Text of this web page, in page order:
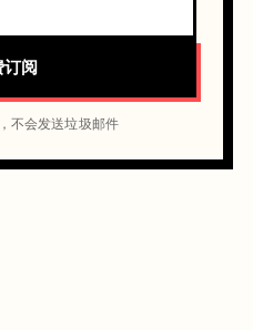
订阅
不会发送垃圾邮件